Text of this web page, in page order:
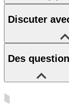
Discuter
Des